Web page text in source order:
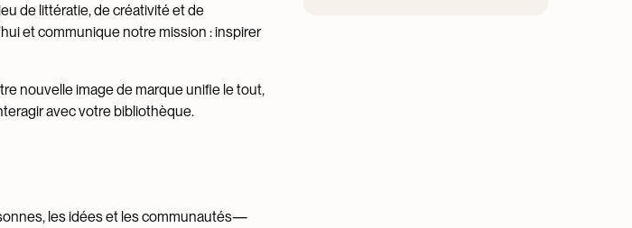
de littératie, de créativité et de
et communique notre mission : inspirer
nouvelle image de marque unifie le tout,
avec votre bibliothèque.
les idées et les communautés—